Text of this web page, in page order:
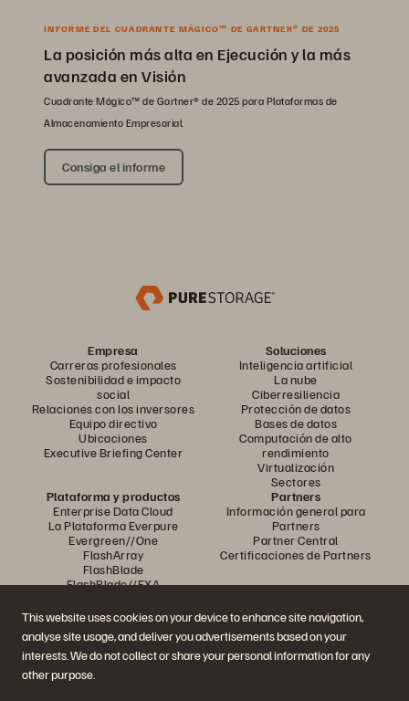
This website uses cookies on your device to enhance site navigation,
analyse site usage, and deliver you advertisements based on your
interests. We do not collect or share your personal information for any
other purpose.
INFORME DEL CUADRANTE MÁGICO™ DE GARTNER® DE 2025
La posición más alta en Ejecución y la más
avanzada en Visión
Cuadrante Mágico™ de Gartner® de 2025 para Plataformas de
Almacenamiento Empresarial.
Consiga el informe
Empresa
Carreras profesionales
Sostenibilidad e impacto
social
Relaciones con los inversores
Equipo directivo
Ubicaciones
Executive Briefing Center
Soluciones
Inteligencia artificial
La nube
Ciberresiliencia
Protección de datos
Bases de datos
Computación de alto
rendimiento
Virtualización
Sectores
Plataforma y productos
Enterprise Data Cloud
La Plataforma Everpure
Evergreen//One
FlashArray
FlashBlade
FlashBlade//EXA
Portworx
Partners
Información general para
Partners
Partner Central
Certificaciones de Partners
Demos
Eventos y Webinars
Anuncios de productos
Contactar con nosotros
Contactar con Ventas
Chatear con Ventas